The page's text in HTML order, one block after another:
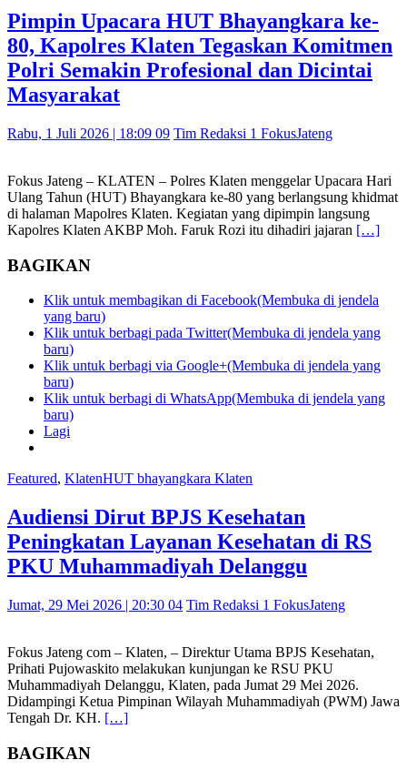
Pimpin Upacara HUT Bhayangkara ke-
80, Kapolres Klaten Tegaskan Komitmen
Polri Semakin Profesional dan Dicintai
Masyarakat
Rabu, 1 Juli 2026 | 18:09 09 Tim Redaksi 1 FokusJateng
Fokus Jateng – KLATEN – Polres Klaten menggelar Upacara Hari
Ulang Tahun (HUT) Bhayangkara ke-80 yang berlangsung khidmat
di halaman Mapolres Klaten. Kegiatan yang dipimpin langsung
Kapolres Klaten AKBP Moh. Faruk Rozi itu dihadiri jajaran […]
BAGIKAN
Klik untuk membagikan di Facebook(Membuka di jendela
yang baru)
Klik untuk berbagi pada Twitter(Membuka di jendela yang
baru)
Klik untuk berbagi via Google+(Membuka di jendela yang
baru)
Klik untuk berbagi di WhatsApp(Membuka di jendela yang
baru)
Lagi
Featured, KlatenHUT bhayangkara Klaten
Audiensi Dirut BPJS Kesehatan
Peningkatan Layanan Kesehatan di RS
PKU Muhammadiyah Delanggu
Jumat, 29 Mei 2026 | 20:30 04 Tim Redaksi 1 FokusJateng
Fokus Jateng com – Klaten, – Direktur Utama BPJS Kesehatan,
Prihati Pujowaskito melakukan kunjungan ke RSU PKU
Muhammadiyah Delanggu, Klaten, pada Jumat 29 Mei 2026.
Didampingi Ketua Pimpinan Wilayah Muhammadiyah (PWM) Jawa
Tengah Dr. KH. […]
BAGIKAN